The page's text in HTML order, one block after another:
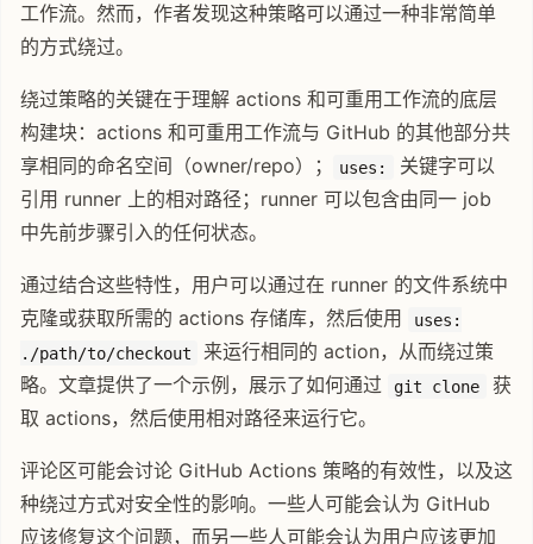
工作流。然而，作者发现这种策略可以通过一种非常简单
的方式绕过。
绕过策略的关键在于理解 actions 和可重用工作流的底层
构建块：actions 和可重用工作流与 GitHub 的其他部分共
享相同的命名空间（owner/repo）；
uses:
关键字可以
引用 runner 上的相对路径；runner 可以包含由同一 job
中先前步骤引入的任何状态。
通过结合这些特性，用户可以通过在 runner 的文件系统中
克隆或获取所需的 actions 存储库，然后使用
uses:
./path/to/checkout
来运行相同的 action，从而绕过策
略。文章提供了一个示例，展示了如何通过
git clone
获
取 actions，然后使用相对路径来运行它。
评论区可能会讨论 GitHub Actions 策略的有效性，以及这
种绕过方式对安全性的影响。一些人可能会认为 GitHub
应该修复这个问题，而另一些人可能会认为用户应该更加